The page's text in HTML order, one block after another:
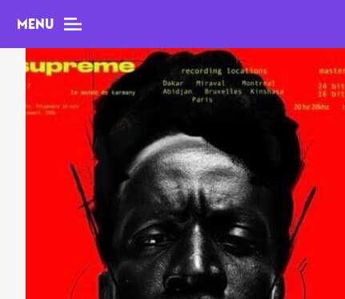
MENU
MAG
Dossiers
Tops
Interviews
Chroniques
Sorties